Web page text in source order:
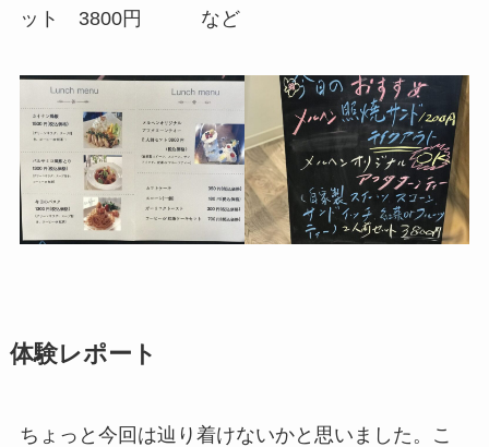
ット 3800円 など
体験レポート
ちょっと今回は辿り着けないかと思いました。こ